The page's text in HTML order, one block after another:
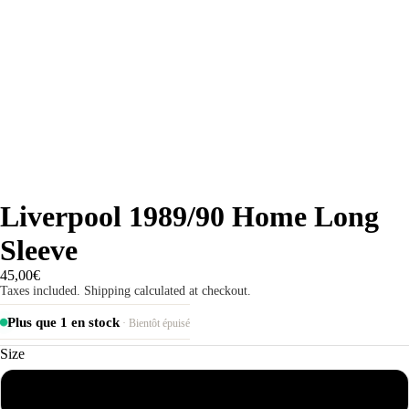
Liverpool 1989/90 Home Long
Sleeve
45,00€
Taxes included. Shipping calculated at checkout.
Plus que 1 en stock· Bientôt épuisé
Size